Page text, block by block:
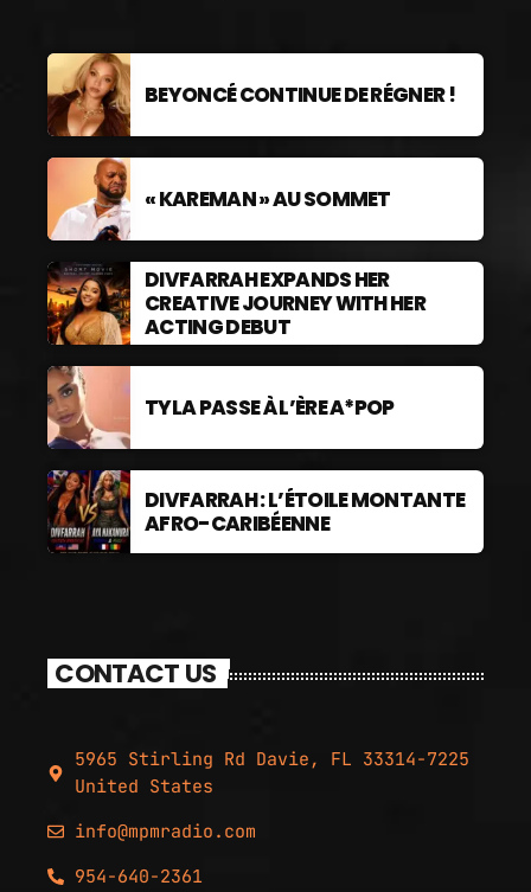
BEYONCÉ CONTINUE DE RÉGNER !
« KAREMAN » AU SOMMET
DIVFARRAH EXPANDS HER
CREATIVE JOURNEY WITH HER
ACTING DEBUT
TYLA PASSE À L’ÈRE A*POP
DIVFARRAH : L’ÉTOILE MONTANTE
AFRO-CARIBÉENNE
CONTACT US
5965 Stirling Rd Davie, FL 33314-7225
United States
info@mpmradio.com
954-640-2361